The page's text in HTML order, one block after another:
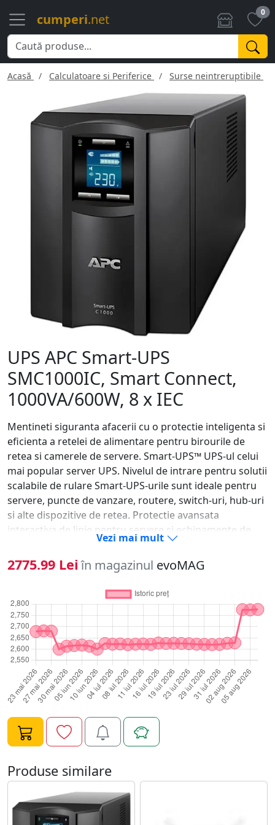
cumperi.net 0
Acasă Calculatoare si Periferice Surse neintreruptibile
UPS APC Smart-UPS
SMC1000IC, Smart Connect,
1000VA/600W, 8 x IEC
Mentineti siguranta afacerii cu o protectie inteligenta si
eficienta a retelei de alimentare pentru birourile de
retea si camerele de servere. Smart-UPS™ UPS-ul celui
mai popular server UPS. Nivelul de intrare pentru solutii
scalabile de rulare Smart-UPS-urile sunt ideale pentru
servere, puncte de vanzare, routere, switch-uri, hub-uri
si alte dispozitive de retea. Protectie avansata
interactiva de linie pentru servere si echipamente de
retea. Protectie inteligenta si eficienta a retelei de
alimentare de la nivelul de intrare la timpul de executie
scalabil. Ideal pentru servere, puncte de vanzare,
routere, switch-uri, hub-uri si alte dispozitive de retea. •
incredere • inteligenta • eficienta • gestionare Cea mai
populara retea si server UPS din lume Smart-UPS™,
premiat cu APC™, este cel mai popular UPS din lume
pentru servere, stocare si protectia retelei de
alimentare. Smart-UPS asigura disponibilitatea si
gestionabilitatea retelei dvs., permitandu-va sa va
concentrati asupra cresterii afacerii in locul timpilor de
intrerupere in afaceri. Increderea in protejarea datelor
si a echipamentelor critice de problemele de alimentare
prin furnizarea de energie curata si de incredere in
retea. Modulul verde patentat de Smart-UPS ofera o
eficienta extrem de ridicata la nivelele de incarcare
reduse, medii si ridicate, ceea ce le face ideale pentru
serverele multi-core sau virtualizate care au un consum
variat de sarcina, toate in timp ce economisesc costurile
Vezi mai mult
2775.99 Lei în magazinul evoMAG
Produse similare